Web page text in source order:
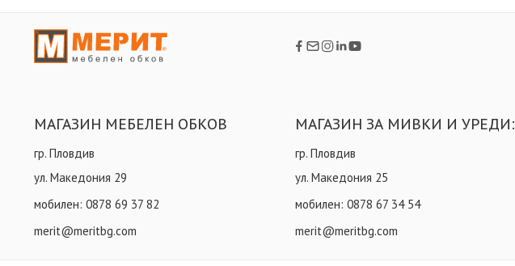
МАГАЗИН МЕБЕЛЕН ОБКОВ
гр. Пловдив
ул. Македония 29
мобилен: 0878 69 37 82
merit@meritbg.com
МАГАЗИН ЗА МИВКИ И УРЕДИ:
гр. Пловдив
ул. Македония 25
мобилен: 0878 67 34 54
merit@meritbg.com